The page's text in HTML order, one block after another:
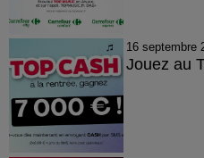
16 septembre
Jouez au